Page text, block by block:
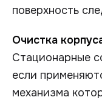
поверхность
Очистка
Стационарные
если
механизма